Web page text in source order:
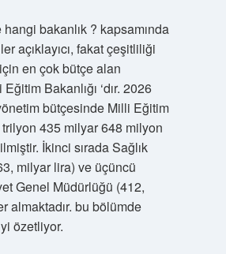
bakanlık ? kapsamında
açıklayıcı, fakat çeşitliliği
en çok bütçe alan
Bakanlığı ‘dır. 2026
bütçesinde Milli Eğitim
trilyon 435 milyar 648 milyon
İkinci sırada Sağlık
milyar lira) ve üçüncü
Genel Müdürlüğü (412,
almaktadır. bu bölümde
özetliyor.